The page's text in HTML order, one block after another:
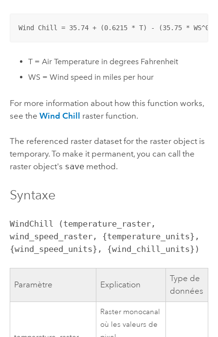
Wind Chill = 35.74 + (0.6215 * T) - (35.75 *
T = Air Temperature in degrees Fahrenheit
WS = Wind speed in miles per hour
For more information about how this function works,
see the Wind Chill raster function.
The referenced raster dataset for the raster object is
temporary. To make it permanent, you can call the
raster object's savemethod.
Syntaxe
WindChill (temperature_raster,
wind_speed_raster, {temperature_units},
{wind_speed_units}, {wind_chill_units})
Paramètre Explication
Type de
données
Raster monocanal
où les valeurs de